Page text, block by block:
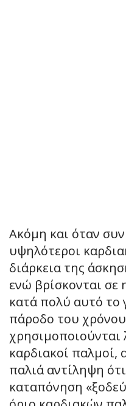
Ακόμη και όταν
υψηλότεροι
διάρκεια της
ενώ βρίσκονται σε
κατά πολύ αυτό το
πάροδο του
χρησιμοποιούνται
καρδιακοί
παλιά αντίληψη
καταπόνηση